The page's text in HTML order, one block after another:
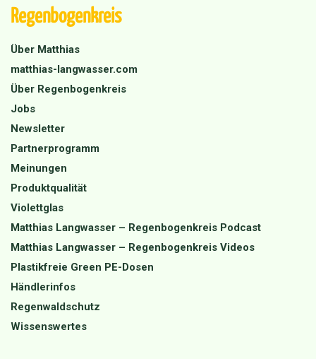
Regenbogenkreis
Über Matthias
matthias-langwasser.com
Über Regenbogenkreis
Jobs
Newsletter
Partnerprogramm
Meinungen
Produktqualität
Violettglas
Matthias Langwasser – Regenbogenkreis Podcast
Matthias Langwasser – Regenbogenkreis Videos
Plastikfreie Green PE-Dosen
Händlerinfos
Regenwaldschutz
Wissenswertes